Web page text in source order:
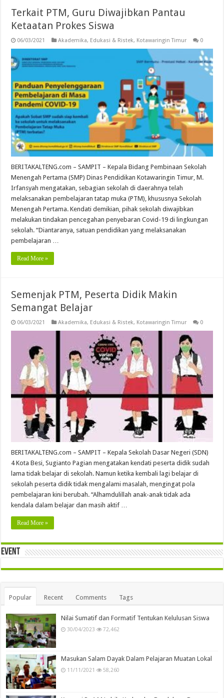
Terkait PTM, Guru Diwajibkan Pantau
Ketaatan Prokes Siswa
06/03/2021 Akademika, Edukasi & Ristek, Kotawaringin Timur 0
BERITAKALTENG.com – SAMPIT – Kepala Bidang Pembinaan Sekolah
Menengah Pertama (SMP) Dinas Pendidikan Kotawaringin Timur, M.
Irfansyah mengatakan, sebagian sekolah di daerahnya telah
melaksanakan pembelajaran tatap muka (PTM), khususnya Sekolah
Menengah Pertama. Kendati demikian, pihak sekolah diwajibkan
melakukan tindakan pencegahan penyebaran Covid-19 di lingkungan
sekolah. “Diantaranya, satuan pendidikan yang melaksanakan
pembelajaran …
Read More »
Semenjak PTM, Peserta Didik Makin
Semangat Belajar
06/03/2021 Akademika, Edukasi & Ristek, Kotawaringin Timur 0
BERITAKALTENG.com – SAMPIT – Kepala Sekolah Dasar Negeri (SDN)
4 Kota Besi, Sugianto Pagian mengatakan kendati peserta didik sudah
lama tidak belajar di sekolah. Namun ketika kembali lagi belajar di
sekolah peserta didik tidak mengalami masalah, mengingat pola
pembelajaran kini berubah. “Alhamdulillah anak-anak tidak ada
kendala dalam belajar dan masih aktif …
Read More »
Event